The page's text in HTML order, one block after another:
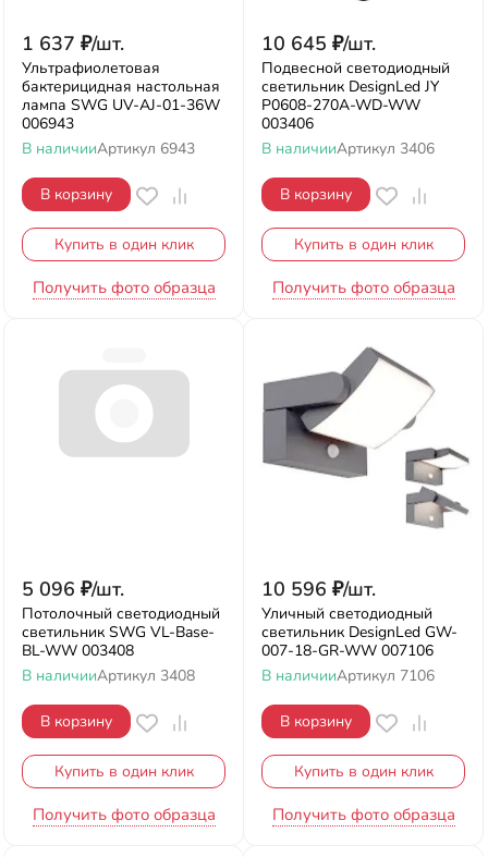
1 637 ₽/шт.
Ультрафиолетовая
бактерицидная настольная
лампа SWG UV-AJ-01-36W
006943
В наличииАртикул 6943
В корзину
Купить в один клик
Получить фото образца
10 645 ₽/шт.
Подвесной светодиодный
светильник DesignLed JY
P0608-270A-WD-WW
003406
В наличииАртикул 3406
В корзину
Купить в один клик
Получить фото образца
5 096 ₽/шт.
Потолочный светодиодный
светильник SWG VL-Base-
BL-WW 003408
В наличииАртикул 3408
В корзину
Купить в один клик
Получить фото образца
10 596 ₽/шт.
Уличный светодиодный
светильник DesignLed GW-
007-18-GR-WW 007106
В наличииАртикул 7106
В корзину
Купить в один клик
Получить фото образца